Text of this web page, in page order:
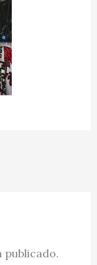
publicado.